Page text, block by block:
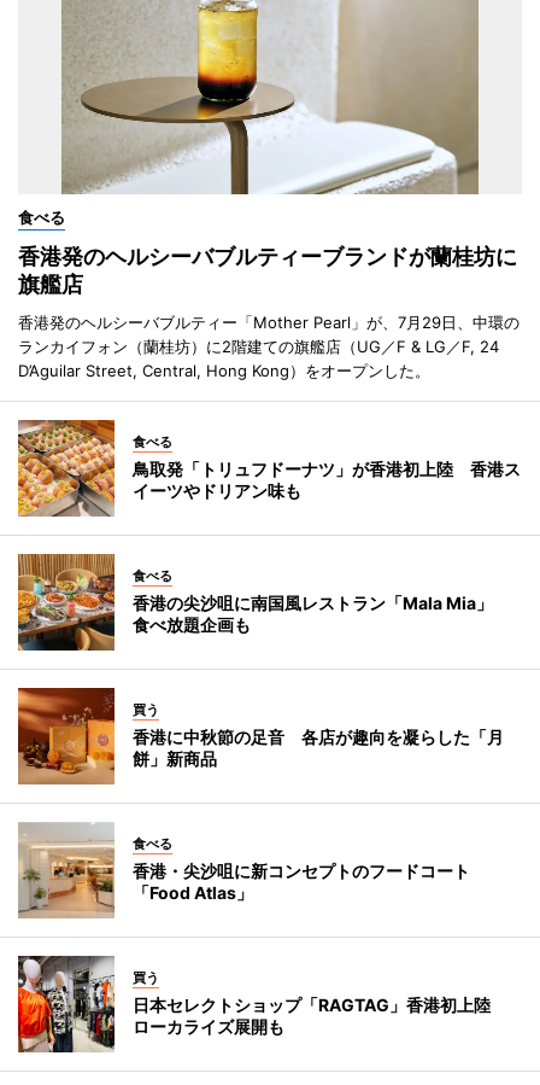
食べる
香港発のヘルシーバブルティーブランドが蘭桂坊に
旗艦店
香港発のヘルシーバブルティー「Mother Pearl」が、7月29日、中環の
ランカイフォン（蘭桂坊）に2階建ての旗艦店（UG／F & LG／F, 24
D’Aguilar Street, Central, Hong Kong）をオープンした。
食べる
鳥取発「トリュフドーナツ」が香港初上陸 香港ス
イーツやドリアン味も
食べる
香港の尖沙咀に南国風レストラン「Mala Mia」
食べ放題企画も
買う
香港に中秋節の足音 各店が趣向を凝らした「月
餅」新商品
食べる
香港・尖沙咀に新コンセプトのフードコート
「Food Atlas」
買う
日本セレクトショップ「RAGTAG」香港初上陸
ローカライズ展開も